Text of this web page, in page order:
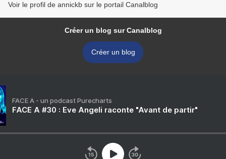
Voir le profil de annickb sur le portail Canalblog
Créer un blog sur Canalblog
Créer un blog
FACE A - un podcast Purecharts
FACE A #30 : Eve Angeli raconte "Avant de partir"